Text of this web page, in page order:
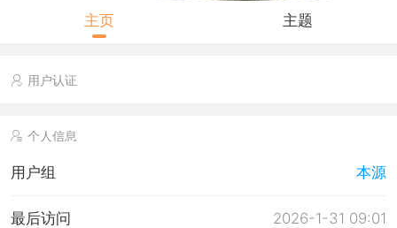
主页 主题
用户认证
个人信息
用户组 本源
2026-1-31 09:01
最后访问